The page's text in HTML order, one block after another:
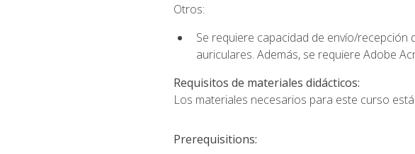
Otros:
Se requiere capacidad de envío/
auriculares. Además, se requiere Adobe
Requisitos de materiales didácticos:
Los materiales necesarios para este curso
Prerequisitions: